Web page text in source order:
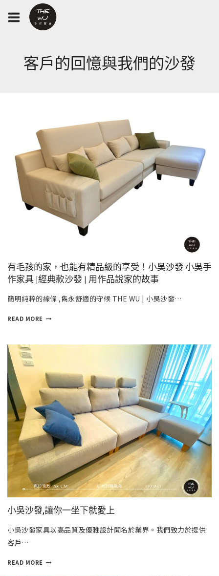
客戶的回憶與我們的沙發
有毛孩的家，也能有精品級的享受！小吳沙發 小吳手
作家具 |經典款沙發 | 用作品說家的故事
簡明純粹的線條 ,雋永舒適的守候 THE WU | 小吳沙發…
READ MORE
小吳沙發,讓你一坐下就愛上
小吳沙發家具以高品質及優雅設計聞名於業界。我們致力於提供
客戶…
READ MORE